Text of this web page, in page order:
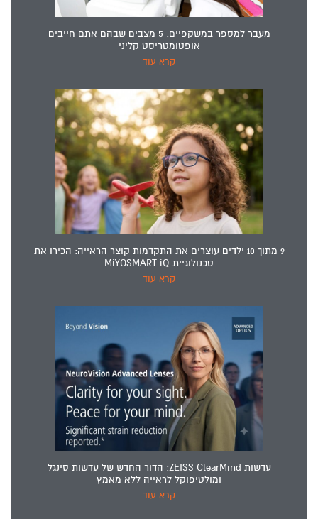
מעבר למספר במשקפיים: 5 מצבים שבהם אתם חייבים
אופטומטריסט קליני
קרא עוד
9 מתוך 10 ילדים עוצרים את התקדמות קוצר הראייה: הכירו את
טכנולוגיית MiYOSMART iQ
קרא עוד
עדשות ZEISS ClearMind: הדור החדש של עדשות סינגל
ומולטיפוקל לראייה ללא מאמץ
קרא עוד